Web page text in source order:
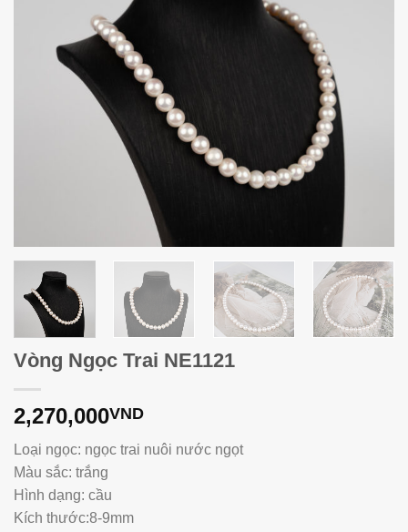
Vòng Ngọc Trai NE1121
2,270,000VND
Loại ngọc: ngọc trai nuôi nước ngọt
Màu sắc: trắng
Hình dạng: cầu
Kích thước:8-9mm